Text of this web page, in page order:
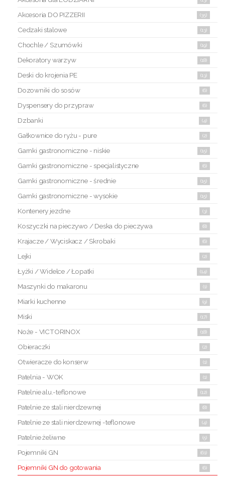
Akcesoria DO PIZZERII (35)
Cedzaki stalowe (13)
Chochle / Szumówki (19)
Dekoratory warzyw (18)
Deski do krojenia PE (13)
Dozowniki do sosów (6)
Dyspensery do przypraw (6)
Dzbanki (4)
Gałkownice do ryżu - pure (2)
Garnki gastronomiczne - niskie (15)
Garnki gastronomiczne - specjalistyczne (6)
Garnki gastronomiczne - średnie (15)
Garnki gastronomiczne - wysokie (15)
Kontenery jezdne (3)
Koszyczki na pieczywo / Deska do pieczywa (8)
Krajacze / Wyciskacz / Skrobaki (6)
Lejki (2)
Łyżki / Widelce / Łopatki (14)
Maszynki do makaronu (1)
Miarki kuchenne (9)
Miski (17)
Noże - VICTORINOX (18)
Obieraczki (2)
Otwieracze do konserw (1)
Patelnia - WOK (1)
Patelnie alu.-teflonowe (12)
Patelnie ze stali nierdzewnej (8)
Patelnie ze stali nierdzewnej -teflonowe (4)
Patelnie żeliwne (5)
Pojemniki GN (61)
Pojemniki GN do gotowania (6)